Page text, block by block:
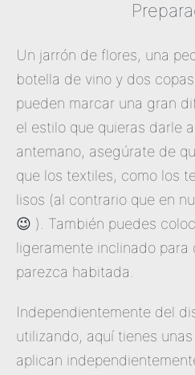
Un jarrón de flores, una
botella de vino y dos
pueden marcar una gran
el estilo que quieras darle
antemano, asegúrate de
que los textiles, como los
lisos (al contrario que en
😉 ). También puedes
ligeramente inclinado para
parezca habitada.
Independientemente del
utilizando, aquí tienes
aplican